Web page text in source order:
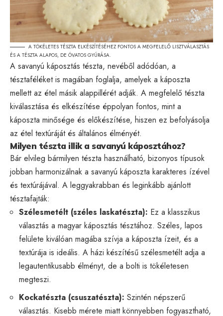
A TÖKÉLETES TÉSZTA ELKÉSZÍTÉSÉHEZ FONTOS A MEGFELELŐ LISZTVÁLASZTÁS
ÉS A TÉSZTA ALAPOS, DE ÓVATOS GYÚRÁSA.
A savanyú káposztás tészta, nevéből adódóan, a
tésztaféléket is magában foglalja, amelyek a káposzta
mellett az étel másik alappillérét adják. A megfelelő tészta
kiválasztása és elkészítése éppolyan fontos, mint a
káposzta minősége és előkészítése, hiszen ez befolyásolja
az étel textúráját és általános élményét.
Milyen tészta illik a savanyú káposztához?
Bár elvileg bármilyen tészta használható, bizonyos típusok
jobban harmonizálnak a savanyú káposzta karakteres ízével
és textúrájával. A leggyakrabban és leginkább ajánlott
tésztafajták:
Szélesmetélt (széles laskatészta): Ez a klasszikus
választás a magyar káposztás tésztához. Széles, lapos
felülete kiválóan magába szívja a káposzta ízeit, és a
textúrája is ideális. A házi készítésű szélesmetélt adja a
legautentikusabb élményt, de a bolti is tökéletesen
megteszi.
Kockatészta (csuszatészta): Szintén népszerű
választás. Kisebb mérete miatt könnyebben fogyasztható,